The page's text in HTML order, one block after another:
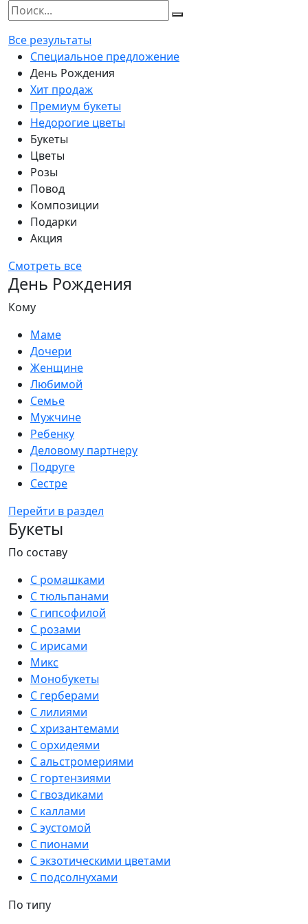
Все результаты
Специальное предложение
День Рождения
Хит продаж
Премиум букеты
Недорогие цветы
Букеты
Цветы
Розы
Повод
Композиции
Подарки
Акция
Смотреть все
День Рождения
Кому
Маме
Дочери
Женщине
Любимой
Семье
Мужчине
Ребенку
Деловому партнеру
Подруге
Сестре
Перейти в раздел
Букеты
По составу
С ромашками
С тюльпанами
С гипсофилой
С розами
С ирисами
Микс
Монобукеты
С герберами
С лилиями
С хризантемами
С орхидеями
С альстромериями
С гортензиями
С гвоздиками
С каллами
С эустомой
С пионами
С экзотическими цветами
С подсолнухами
По типу